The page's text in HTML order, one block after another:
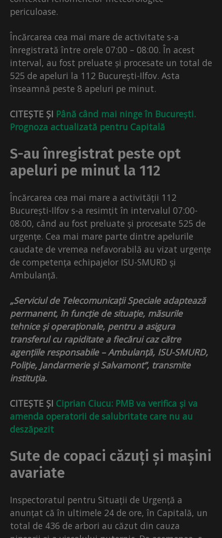
periculoase.
Încărcarea cea mai mare de activitate s-a
înregistrată între orele 07:00 – 08:00. În acest
interval, au fost preluate și procesate un total de
525 de apeluri la 112 București-Ilfov. Asta
înseamnă peste 8 apeluri pe minut.
CITEȘTE ȘI Până când mai ninge în București.
Prognoza actualizată pentru Capitală
S-au înregistrat peste opt
apeluri pe minut la 112
Încărcarea cea mai mare a activității 112
București-Ilfov s-a resimțit în intervalul 07:00-
08:00, când au fost preluate și procesate 525 de
urgențe. Cea mai mare parte dintre apelurile
caudate de vremea nefavorabilă au vizat urgențe
de competența echipajelor ISU-SMURD și
Ambulanță.
„Serviciul de Telecomunicații Speciale adaptează
permanent, în funcție de situație, măsurile
tehnice și operaționale, pentru a asigura
transferul cu rapiditate a fiecărui caz către
agențiile responsabile – Ambulanță, ISU-SMURD,
Poliție, Jandarmerie și Salvamont”, transmite
instituția.
CITEȘTE ȘI Ciprian Ciucu: PMB va verifica și va
amenda operatorii de salubritate care nu au
deszăpezit
Sute de copaci căzuți și mașini
avariate
Inspectoratul pentru Situații de Urgență a
anunțat că în ultimele 24 de ore, în Capitală, un
total de 436 de arbori au căzut din cauza